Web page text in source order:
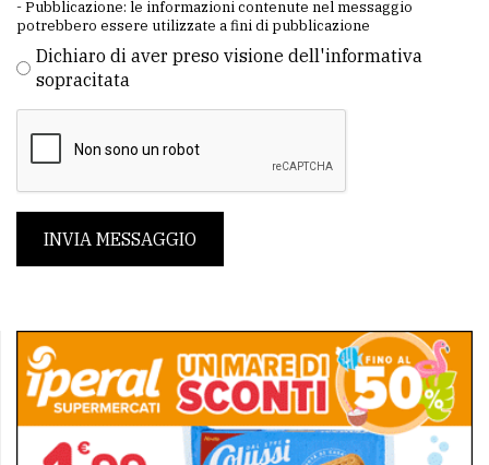
- Pubblicazione: le informazioni contenute nel messaggio
potrebbero essere utilizzate a fini di pubblicazione
Dichiaro di aver preso visione dell'informativa
sopracitata
INVIA MESSAGGIO